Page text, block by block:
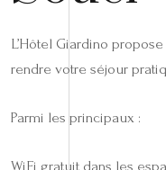
L’Hôtel Giardino
rendre votre séjour
Parmi les principaux :
WiFi gratuit dans les